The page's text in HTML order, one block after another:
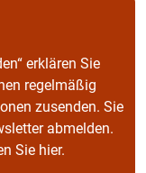
erklären Sie
regelmäßig
zusenden. Sie
abmelden.
Sie hier.